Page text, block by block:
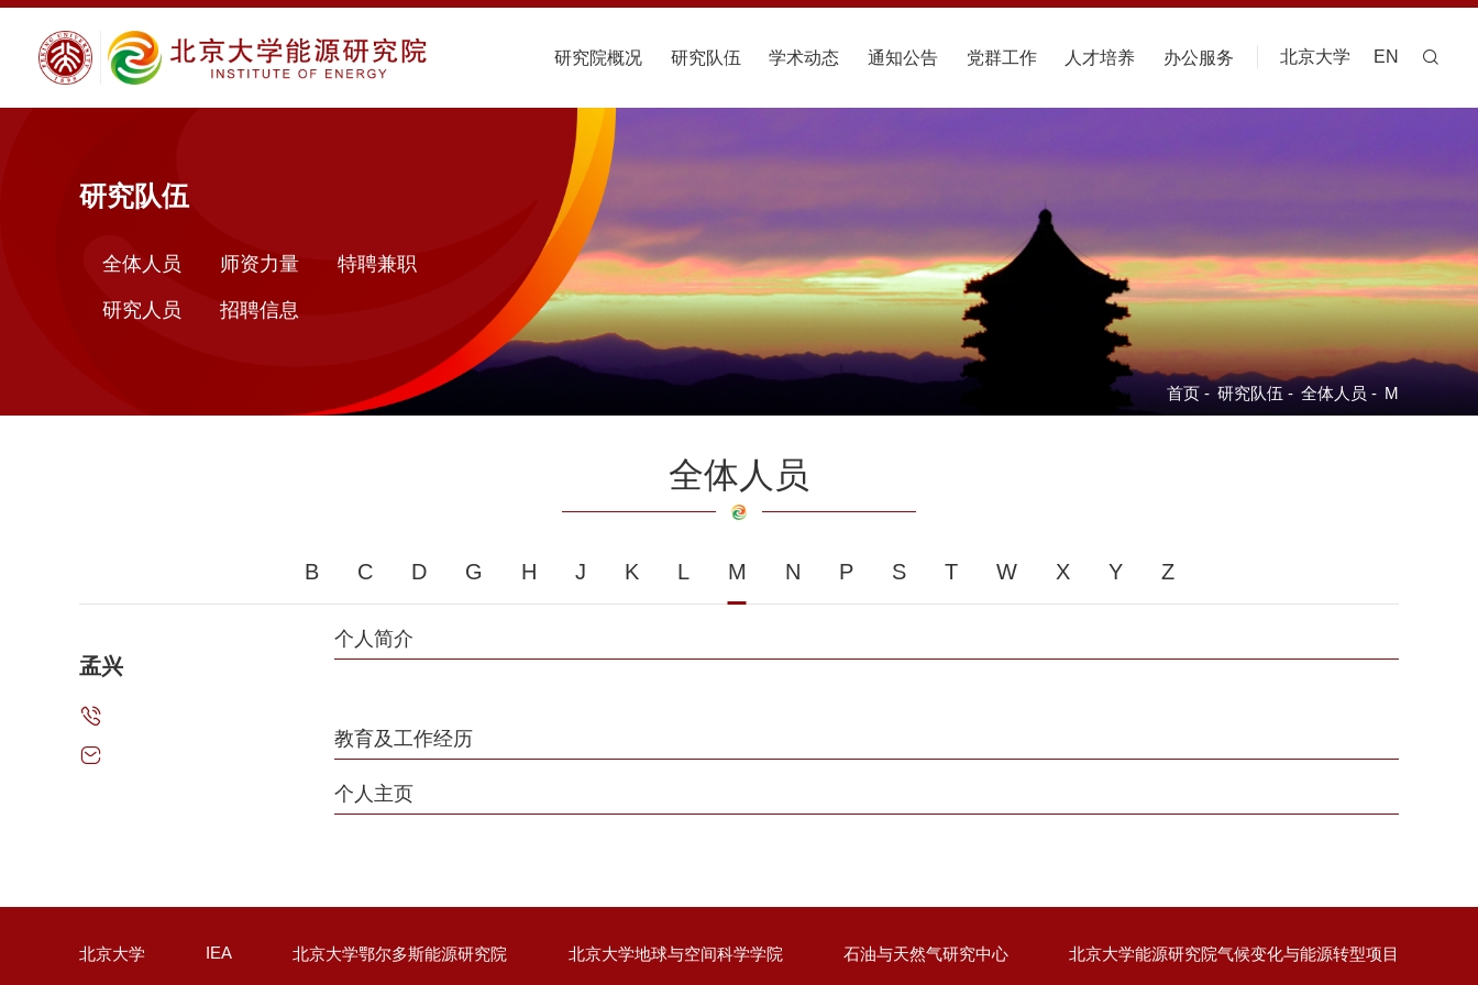
研究院概况 研究队伍 学术动态 通知公告 党群工作 人才培养 办公服务 北京大学 EN
首页 - 研究队伍 - 全体人员 - M
研究队伍
全体人员 师资力量 特聘兼职
研究人员 招聘信息
全体人员
B C D G H J K L M N P S T W X Y Z
孟兴
个人简介
教育及工作经历
个人主页
北京大学 IEA 北京大学鄂尔多斯能源研究院 北京大学地球与空间科学学院 石油与天然气研究中心 北京大学能源研究院气候变化与能源转型项目